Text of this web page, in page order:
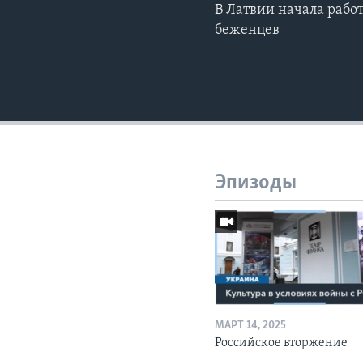
В Латвии начала
беженцев
Эпизоды
МАРТ 14, 2025
Российское вторжение